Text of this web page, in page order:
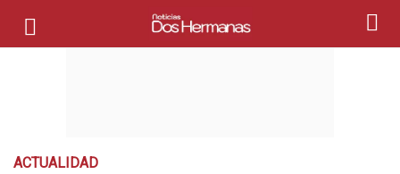
ACTUALIDAD